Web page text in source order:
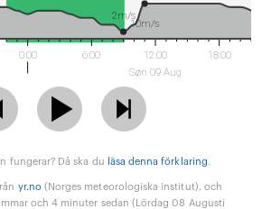
0:00 6:00
12:00
Søn 09 Aug
18:00
10m/s
2m/s
fungerar? Då ska du läsa denna förklaring.
yr.no (Norges meteorologiska institut), och
och 4 minuter sedan (Lördag 08 Augusti